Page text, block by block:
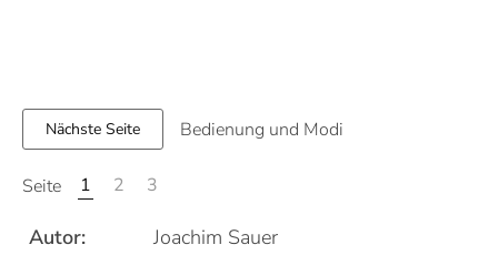
Nächste Seite Bedienung und Modi
Seite 1 2 3
Autor:
Joachim Sauer